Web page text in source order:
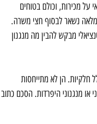
מכירות, וכולם בטוחים
נשאר לבסוף חצי משרה.
מבקש להבין מה מנגנון
חלקיות. הן לא מתייחסות
או מנגנוני היפרדות. הסכם כתוב